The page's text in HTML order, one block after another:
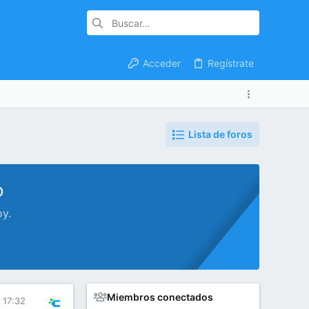
Acceder Regístrate
Lista de foros
Miembros conectados